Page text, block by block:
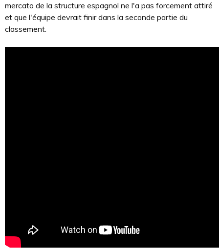
mercato de la structure espagnol ne l'a pas forcement attiré
et que l'équipe devrait finir dans la seconde partie du
classement.